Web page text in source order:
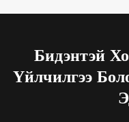
Бидэнтэй
Үйлчилгээ